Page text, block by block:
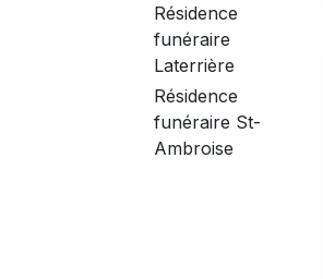
Résidence
funéraire
Laterrière
Résidence
funéraire St-
Ambroise